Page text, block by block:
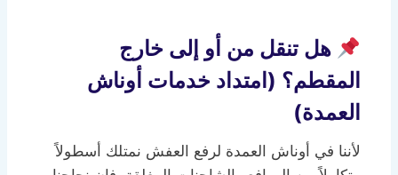
هل تنقل من أو إلى خارج
المقطم؟ (امتداد خدمات أوناش
العمدة)
لأننا في أوناش العمدة لرفع العفش نمتلك أسطولاً